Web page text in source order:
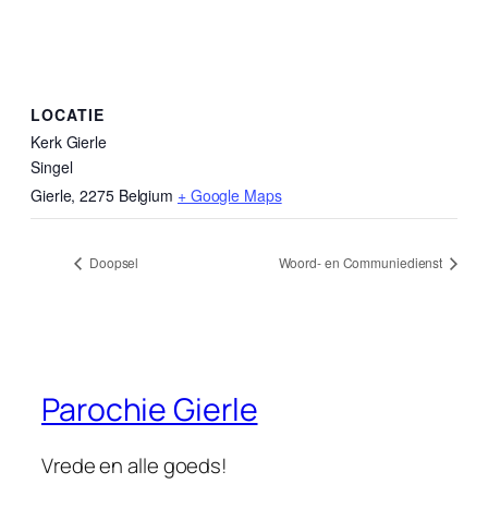
LOCATIE
Kerk Gierle
Singel
Gierle, 2275 Belgium + Google Maps
Doopsel Woord- en Communiedienst
Parochie Gierle
Vrede en alle goeds!